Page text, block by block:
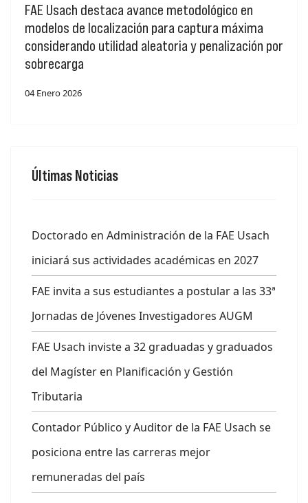
FAE Usach destaca avance metodológico en
modelos de localización para captura máxima
considerando utilidad aleatoria y penalización por
sobrecarga
04 Enero 2026
Últimas Noticias
Doctorado en Administración de la FAE Usach
iniciará sus actividades académicas en 2027
FAE invita a sus estudiantes a postular a las 33ª
Jornadas de Jóvenes Investigadores AUGM
FAE Usach inviste a 32 graduadas y graduados
del Magíster en Planificación y Gestión
Tributaria
Contador Público y Auditor de la FAE Usach se
posiciona entre las carreras mejor
remuneradas del país